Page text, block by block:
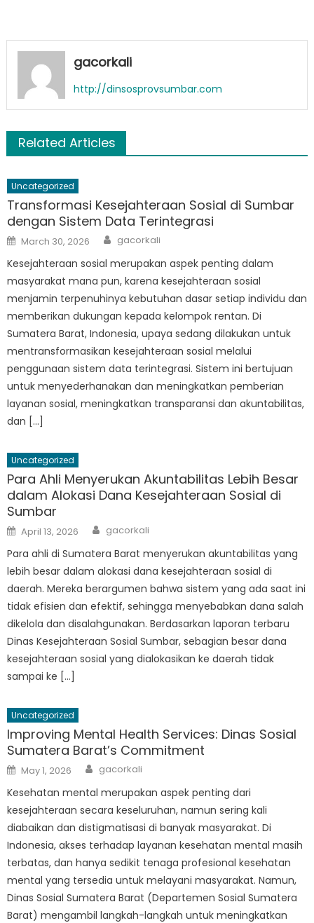
gacorkali
http://dinsosprovsumbar.com
Related Articles
Uncategorized
Transformasi Kesejahteraan Sosial di Sumbar
dengan Sistem Data Terintegrasi
Posted
on
March 30, 2026 Author
gacorkali
Kesejahteraan sosial merupakan aspek penting dalam
masyarakat mana pun, karena kesejahteraan sosial
menjamin terpenuhinya kebutuhan dasar setiap individu dan
memberikan dukungan kepada kelompok rentan. Di
Sumatera Barat, Indonesia, upaya sedang dilakukan untuk
mentransformasikan kesejahteraan sosial melalui
penggunaan sistem data terintegrasi. Sistem ini bertujuan
untuk menyederhanakan dan meningkatkan pemberian
layanan sosial, meningkatkan transparansi dan akuntabilitas,
dan […]
Uncategorized
Para Ahli Menyerukan Akuntabilitas Lebih Besar
dalam Alokasi Dana Kesejahteraan Sosial di
Sumbar
Posted
on
April 13, 2026 Author
gacorkali
Para ahli di Sumatera Barat menyerukan akuntabilitas yang
lebih besar dalam alokasi dana kesejahteraan sosial di
daerah. Mereka berargumen bahwa sistem yang ada saat ini
tidak efisien dan efektif, sehingga menyebabkan dana salah
dikelola dan disalahgunakan. Berdasarkan laporan terbaru
Dinas Kesejahteraan Sosial Sumbar, sebagian besar dana
kesejahteraan sosial yang dialokasikan ke daerah tidak
sampai ke […]
Uncategorized
Improving Mental Health Services: Dinas Sosial
Sumatera Barat’s Commitment
Posted
on
May 1, 2026 Author
gacorkali
Kesehatan mental merupakan aspek penting dari
kesejahteraan secara keseluruhan, namun sering kali
diabaikan dan distigmatisasi di banyak masyarakat. Di
Indonesia, akses terhadap layanan kesehatan mental masih
terbatas, dan hanya sedikit tenaga profesional kesehatan
mental yang tersedia untuk melayani masyarakat. Namun,
Dinas Sosial Sumatera Barat (Departemen Sosial Sumatera
Barat) mengambil langkah-langkah untuk meningkatkan